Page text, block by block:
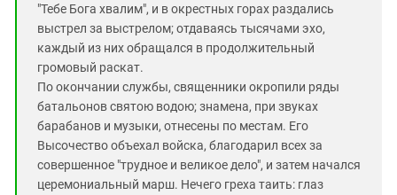
"Тебе Бога хвалим", и в окрестных горах раздались
выстрел за выстрелом; отдаваясь тысячами эхо,
каждый из них обращался в продолжительный
громовый раскат.
По окончании службы, священники окропили ряды
батальонов святою водою; знамена, при звуках
барабанов и музыки, отнесены по местам. Его
Высочество объехал войска, благодарил всех за
совершенное "трудное и великое дело", и затем начался
церемониальный марш. Нечего греха таить: глаз